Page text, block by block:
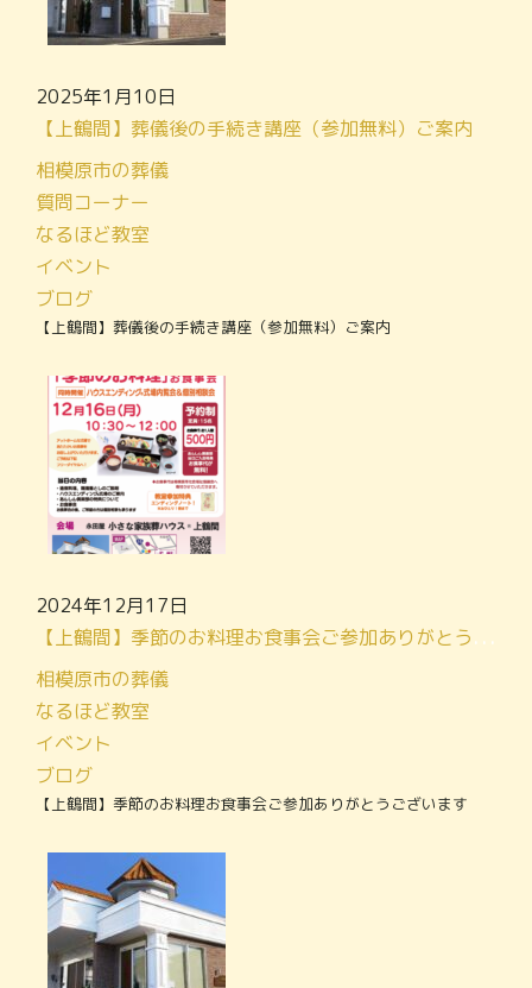
2025年1月10日
【上鶴間】葬儀後の手続き講座（参加無料）ご案内
相模原市の葬儀
質問コーナー
なるほど教室
イベント
ブログ
【上鶴間】葬儀後の手続き講座（参加無料）ご案内
2024年12月17日
【上鶴間】季節のお料理お食事会ご参加ありがとうございます
相模原市の葬儀
なるほど教室
イベント
ブログ
【上鶴間】季節のお料理お食事会ご参加ありがとうございます